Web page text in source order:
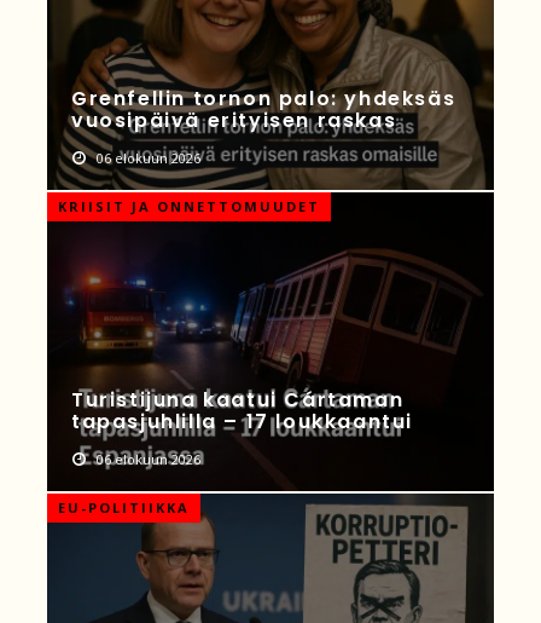
Grenfellin tornon palo: yhdeksäs
vuosipäivä erityisen raskas
06 elokuun 2026
KRIISIT JA ONNETTOMUUDET
Turistijuna kaatui Cártaman
tapasjuhlilla – 17 loukkaantui
06 elokuun 2026
EU-POLITIIKKA